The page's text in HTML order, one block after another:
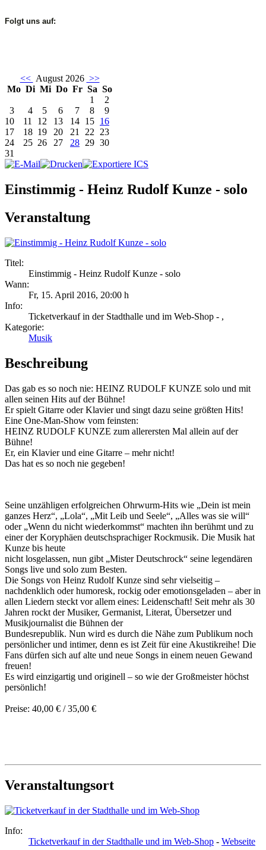
Folgt uns auf:
<< August 2026 >>
Mo Di Mi Do Fr Sa So
1
2
3
4 5 6 7 8
9
10
11 12 13 14 15 16
17
18 19 20 21 22 23
24
25 26 27 28 29 30
31
Einstimmig - Heinz Rudolf Kunze - solo
Veranstaltung
Titel:
Einstimmig - Heinz Rudolf Kunze - solo
Wann:
Fr, 15. April 2016, 20:00 h
Info:
Ticketverkauf in der Stadthalle und im Web-Shop - ,
Kategorie:
Musik
Beschreibung
Das gab es so noch nie: HEINZ RUDOLF KUNZE solo und mit
allen seinen Hits auf der Bühne!
Er spielt Gitarre oder Klavier und singt dazu seine größten Hits!
Eine One-Man-Show vom feinsten:
HEINZ RUDOLF KUNZE zum allerersten Mal allein auf der
Bühne!
Er, ein Klavier und eine Gitarre – mehr nicht!
Das hat es so noch nie gegeben!
Seine unzähligen erfolgreichen Ohrwurm-Hits wie „Dein ist mein
ganzes Herz“, „Lola“, „Mit Leib und Seele“, „Alles was sie will“
oder „Wenn du nicht wiederkommst“ machten ihn berühmt und zu
einer der Koryphäen deutschsprachiger Rockmusik. Die Musik hat
Kunze bis heute
nicht losgelassen, nun gibt „Mister Deutschrock“ seine legendären
Songs live und solo zum Besten.
Die Songs von Heinz Rudolf Kunze sind sehr vielseitig –
nachdenklich oder humoresk, rockig oder emotionsgeladen – aber in
allen Liedern steckt vor allem eines: Leidenschaft! Seit mehr als 30
Jahren rockt der Musiker, Germanist, Literat, Übersetzer und
Musikjournalist die Bühnen der
Bundesrepublik. Nun wird es durch die Nähe zum Publikum noch
persönlicher und intimer, denn es ist Zeit für eine Akustikreihe! Die
Fans dürfen sich auf alte und neue Songs in einem neuen Gewand
freuen!
Es wird einzigartig und originell – so wie der Großmeister höchst
persönlich!
Preise: 40,00 € / 35,00 €
Veranstaltungsort
Info:
Ticketverkauf in der Stadthalle und im Web-Shop - Webseite